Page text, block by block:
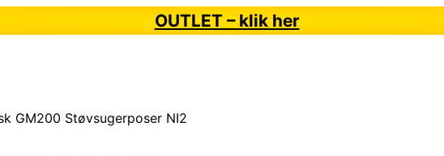
OUTLET – klik her
GM200 Støvsugerposer NI2